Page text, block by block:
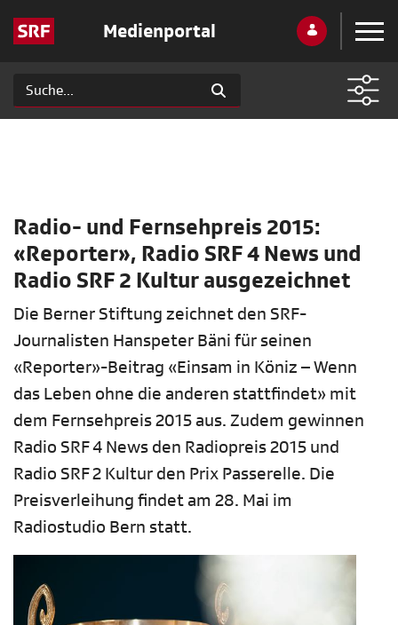
Medienportal
Radio- und Fernsehpreis 2015:
«Reporter», Radio SRF 4 News und
Radio SRF 2 Kultur ausgezeichnet
Die Berner Stiftung zeichnet den SRF-
Journalisten Hanspeter Bäni für seinen
«Reporter»-Beitrag «Einsam in Köniz – Wenn
das Leben ohne die anderen stattfindet» mit
dem Fernsehpreis 2015 aus. Zudem gewinnen
Radio SRF 4 News den Radiopreis 2015 und
Radio SRF 2 Kultur den Prix Passerelle. Die
Preisverleihung findet am 28. Mai im
Radiostudio Bern statt.